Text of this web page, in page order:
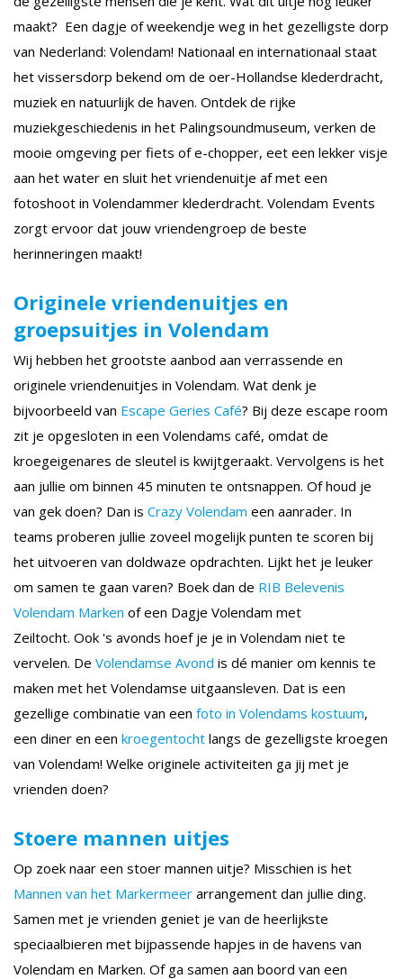
maakt? Een dagje of weekendje weg in het gezelligste dorp
van Nederland: Volendam! Nationaal en internationaal staat
het vissersdorp bekend om de oer-Hollandse klederdracht,
muziek en natuurlijk de haven. Ontdek de rijke
muziekgeschiedenis in het Palingsoundmuseum, verken de
mooie omgeving per fiets of e-chopper, eet een lekker visje
aan het water en sluit het vriendenuitje af met een
fotoshoot in Volendammer klederdracht. Volendam Events
zorgt ervoor dat jouw vriendengroep de beste
herinneringen maakt!
Originele vriendenuitjes en
groepsuitjes in Volendam
Wij hebben het grootste aanbod aan verrassende en
originele vriendenuitjes in Volendam. Wat denk je
bijvoorbeeld van Escape Geries Café? Bij deze escape room
zit je opgesloten in een Volendams café, omdat de
kroegeigenares de sleutel is kwijtgeraakt. Vervolgens is het
aan jullie om binnen 45 minuten te ontsnappen. Of houd je
van gek doen? Dan is Crazy Volendam een aanrader. In
teams proberen jullie zoveel mogelijk punten te scoren bij
het uitvoeren van doldwaze opdrachten. Lijkt het je leuker
om samen te gaan varen? Boek dan de RIB Belevenis
Volendam Marken of een Dagje Volendam met
Zeiltocht. Ook 's avonds hoef je je in Volendam niet te
vervelen. De Volendamse Avond is dé manier om kennis te
maken met het Volendamse uitgaansleven. Dat is een
gezellige combinatie van een foto in Volendams kostuum,
een diner en een kroegentocht langs de gezelligste kroegen
van Volendam! Welke originele activiteiten ga jij met je
vrienden doen?
Stoere mannen uitjes
Op zoek naar een stoer mannen uitje? Misschien is het
Mannen van het Markermeer arrangement dan jullie ding.
Samen met je vrienden geniet je van de heerlijkste
speciaalbieren met bijpassende hapjes in de havens van
Volendam en Marken. Of ga samen aan boord van een